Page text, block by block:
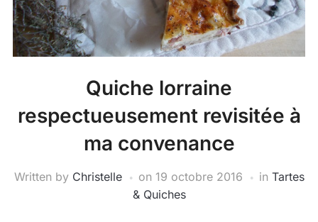
Quiche lorraine
respectueusement revisitée à
ma convenance
Written by Christelle on 19 octobre 2016 in Tartes
& Quiches